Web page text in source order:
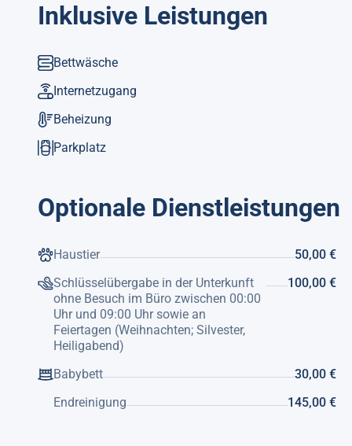
Inklusive Leistungen
Bettwäsche
Internetzugang
Beheizung
Parkplatz
Optionale Dienstleistungen
Haustier
50,00 €
Schlüsselübergabe in der Unterkunft
ohne Besuch im Büro zwischen 00:00
Uhr und 09:00 Uhr sowie an
Feiertagen (Weihnachten; Silvester,
Heiligabend)
100,00 €
Babybett
30,00 €
Endreinigung
145,00 €